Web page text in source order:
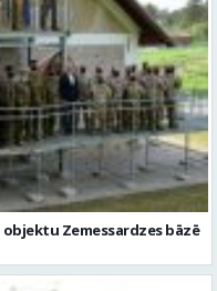
Zemessardzes bāzē